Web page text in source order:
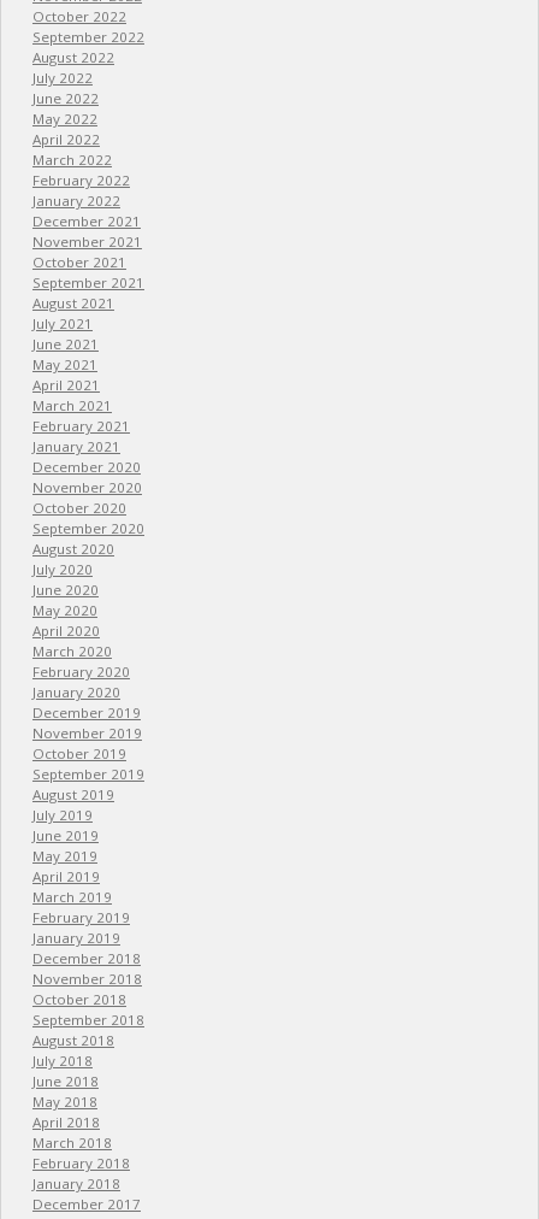
October 2022
September 2022
August 2022
July 2022
June 2022
May 2022
April 2022
March 2022
February 2022
January 2022
December 2021
November 2021
October 2021
September 2021
August 2021
July 2021
June 2021
May 2021
April 2021
March 2021
February 2021
January 2021
December 2020
November 2020
October 2020
September 2020
August 2020
July 2020
June 2020
May 2020
April 2020
March 2020
February 2020
January 2020
December 2019
November 2019
October 2019
September 2019
August 2019
July 2019
June 2019
May 2019
April 2019
March 2019
February 2019
January 2019
December 2018
November 2018
October 2018
September 2018
August 2018
July 2018
June 2018
May 2018
April 2018
March 2018
February 2018
January 2018
December 2017